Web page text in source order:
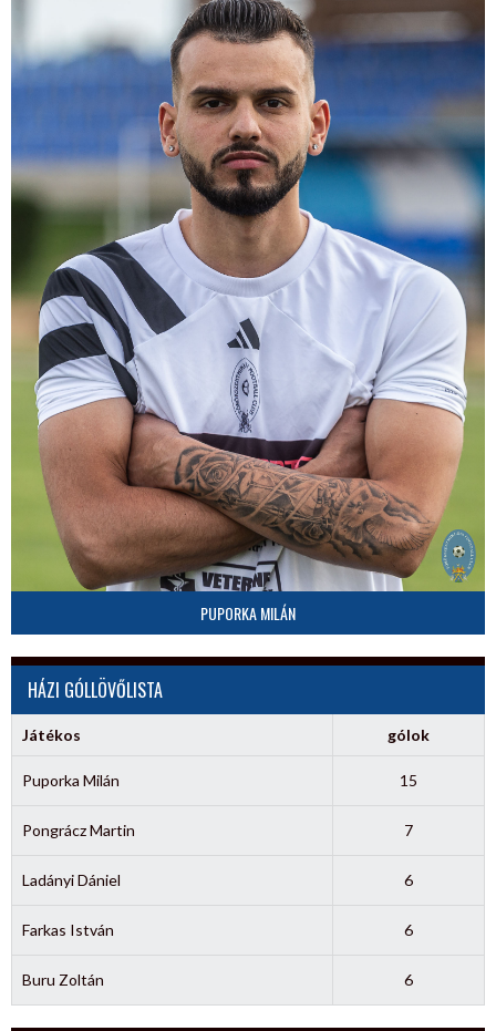
PUPORKA MILÁN
HÁZI GÓLLÖVŐLISTA
Játékos gólok
Puporka Milán 15
Pongrácz Martin 7
Ladányi Dániel 6
Farkas István 6
Buru Zoltán 6